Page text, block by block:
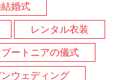
婚式
レンタル衣装
ートニアの儀式
ウェディング